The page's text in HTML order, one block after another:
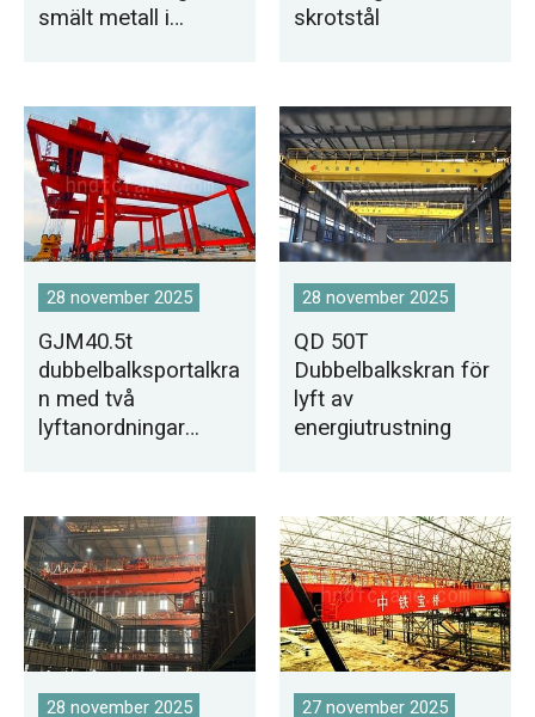
smält metall i
skrotstål
28 november 2025
GJM40.5t
dubbelbalksportalkra
n med två
lyftanordningar
28 november 2025
QD 50T
Dubbelbalkskran för
lyft av
energiutrustning
28 november 2025 27 november 2025